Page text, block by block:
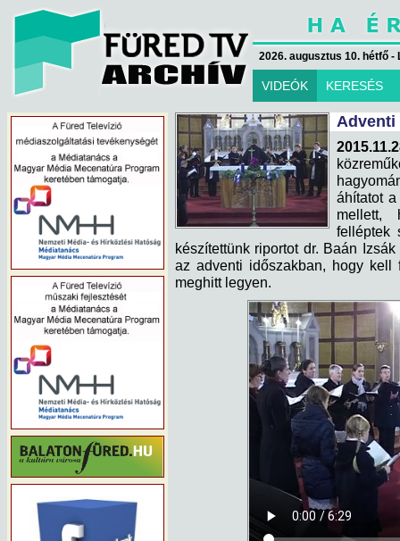
2026. augusztus 10. hétfő -
VIDEÓK KERESÉS
Adventi
áhítatot
mellett,
felléptek
készítettünk riportot dr. Baán
az adventi időszakban, hogy
meghitt legyen.